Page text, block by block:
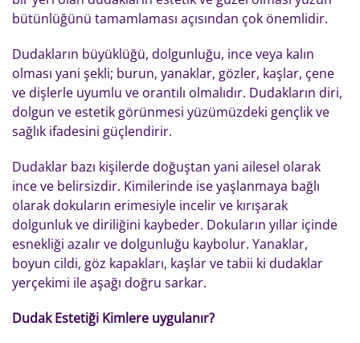
bütünlüğünü tamamlaması açısından çok önemlidir.
Dudakların büyüklüğü, dolgunluğu, ince veya kalın
olması yani şekli; burun, yanaklar, gözler, kaşlar, çene
ve dişlerle uyumlu ve orantılı olmalıdır. Dudakların diri,
dolgun ve estetik görünmesi yüzümüzdeki gençlik ve
sağlık ifadesini güçlendirir.
Dudaklar bazı kişilerde doğuştan yani ailesel olarak
ince ve belirsizdir. Kimilerinde ise yaşlanmaya bağlı
olarak dokuların erimesiyle incelir ve kırışarak
dolgunluk ve diriliğini kaybeder. Dokuların yıllar içinde
esnekliği azalır ve dolgunluğu kaybolur. Yanaklar,
boyun cildi, göz kapakları, kaşlar ve tabii ki dudaklar
yerçekimi ile aşağı doğru sarkar.
Dudak Estetiği Kimlere uygulanır?